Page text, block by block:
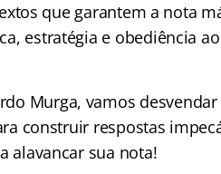
que garantem a nota
estratégia e obediência
Murga, vamos desvendar
construir respostas
alavancar sua nota!